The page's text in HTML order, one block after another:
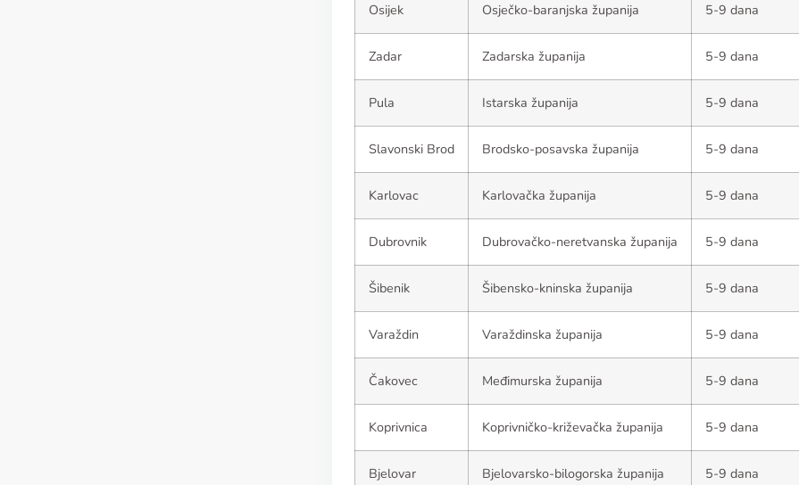
Osijek Osječko-baranjska županija 5-9 dana
Zadar Zadarska županija 5-9 dana
Pula Istarska županija 5-9 dana
Slavonski Brod Brodsko-posavska županija 5-9 dana
Karlovac Karlovačka županija 5-9 dana
Dubrovnik Dubrovačko-neretvanska županija 5-9 dana
Šibenik Šibensko-kninska županija 5-9 dana
Varaždin Varaždinska županija 5-9 dana
Čakovec Međimurska županija 5-9 dana
Koprivnica Koprivničko-križevačka županija 5-9 dana
Bjelovar Bjelovarsko-bilogorska županija 5-9 dana